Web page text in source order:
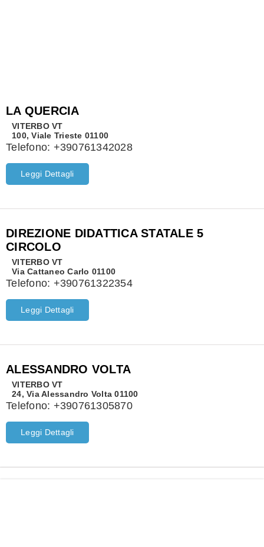
LA QUERCIA
VITERBO VT
100, Viale Trieste 01100
Telefono: +390761342028
Leggi Dettagli
DIREZIONE DIDATTICA STATALE 5
CIRCOLO
VITERBO VT
Via Cattaneo Carlo 01100
Telefono: +390761322354
Leggi Dettagli
ALESSANDRO VOLTA
VITERBO VT
24, Via Alessandro Volta 01100
Telefono: +390761305870
Leggi Dettagli